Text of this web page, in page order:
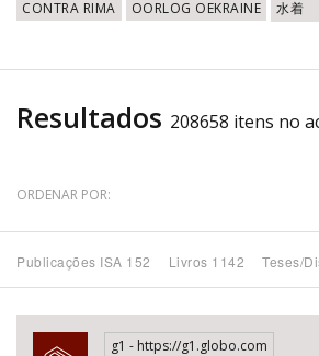
Tema
Subtema
CONTRA RIMA OORLOG OEKRAINE 水着
Resultados 208658 itens no
ORDENAR POR:
Publicações ISA 152 Livros 1142 Teses/
g1 - https://g1.globo.com